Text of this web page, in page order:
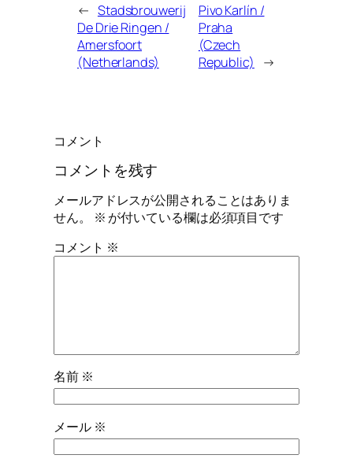
← Stadsbrouwerij
De Drie Ringen /
Amersfoort
(Netherlands)
Pivo Karlín /
Praha
(Czech
Republic)
→
コメント
コメントを残す
メールアドレスが公開されることはありま
せん。
※ が付いている欄は必須項目です
コメント ※
名前 ※
メール ※